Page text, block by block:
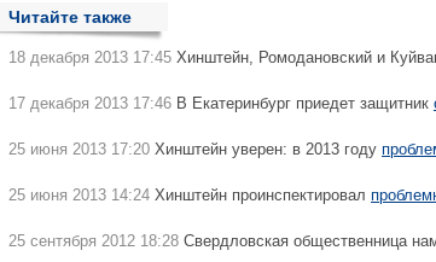
Читайте также
18 декабря 2013 17:45 Хинштейн, Ромодановский и
17 декабря 2013 17:46 В Екатеринбург приедет защитник
25 июня 2013 17:20 Хинштейн уверен: в 2013 году
25 июня 2013 14:24 Хинштейн проинспектировал
25 сентября 2012 18:28 Свердловская общественница